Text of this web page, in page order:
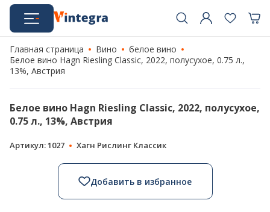
Главная страница Вино
белое вино
Белое вино Hagn Riesling Classic, 2022, полусухое, 0.75 л.,
13%, Австрия
Белое вино Hagn Riesling Classic, 2022, полусухое,
0.75 л., 13%, Австрия
Артикул: 1027 Хагн Рислинг Классик
Добавить в избранное